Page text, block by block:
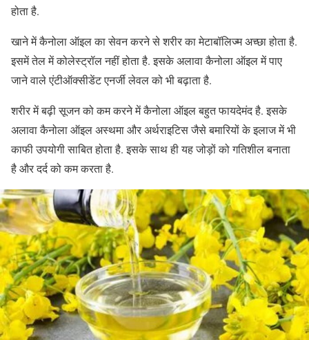
होता है.
खाने में कैनोला ऑइल का सेवन करने से शरीर का मेटाबॉलिज्म अच्छा होता है.
इसमें तेल में कोलेस्ट्रॉल नहीं होता है. इसके अलावा कैनोला ऑइल में पाए
जाने वाले एंटीऑक्सीडेंट एनर्जी लेवल को भी बढ़ाता है.
शरीर में बढ़ी सूजन को कम करने में कैनोला ऑइल बहुत फायदेमंद है. इसके
अलावा कैनोला ऑइल अस्थमा और अर्थराइटिस जैसे बमारियों के इलाज में भी
काफी उपयोगी साबित होता है. इसके साथ ही यह जोड़ों को गतिशील बनाता
है और दर्द को कम करता है.